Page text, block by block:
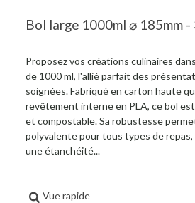
Bol large 1000ml ⌀ 185mm -
Proposez vos créations culinaires
de 1000 ml, l'allié parfait des
soignées. Fabriqué en carton haute
revêtement interne en PLA, ce bol
et compostable. Sa robustesse
polyvalente pour tous types de
une étanchéité...
Vue rapide